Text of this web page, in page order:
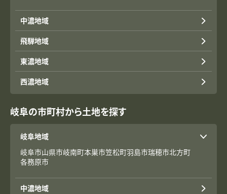
中濃地域
飛騨地域
東濃地域
西濃地域
岐阜の市町村から土地を探す
岐阜地域
岐阜市山県市岐南町本巣市笠松町羽島市瑞穂市北方町
各務原市
中濃地域